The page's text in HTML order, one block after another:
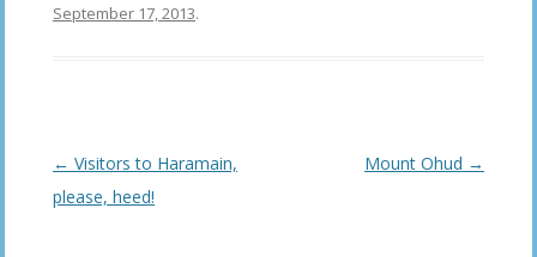
September 17, 2013.
Post
navigation
← Visitors to Haramain,
please, heed!
Mount Ohud →